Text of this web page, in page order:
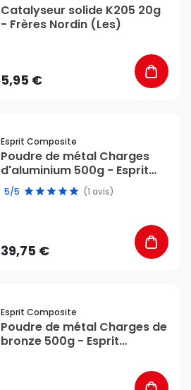
Catalyseur solide K205 20g
- Frères Nordin (Les)
5,95 €
Esprit Composite
Poudre de métal Charges
d'aluminium 500g - Esprit
Composite
5/5 (1 avis)
39,75 €
Esprit Composite
Poudre de métal Charges de
bronze 500g - Esprit